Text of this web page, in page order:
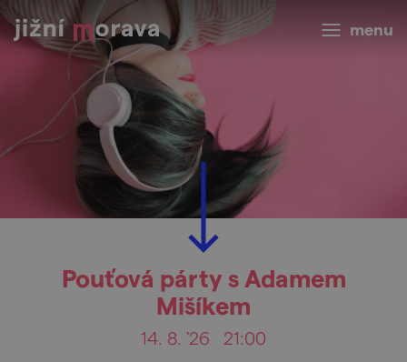
menu
Pouťová párty s Adamem
Mišíkem
14. 8. '26 21:00